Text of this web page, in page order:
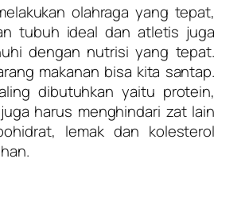
olahraga yang tepat,
tubuh ideal dan atletis juga
dengan nutrisi yang tepat.
makanan bisa kita santap.
dibutuhkan yaitu protein,
harus menghindari zat lain
lemak dan kolesterol